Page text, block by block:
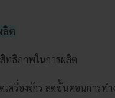
ลิต
ทธิภาพในการผลิต
เครื่องจักร ลดขั้นตอนการท